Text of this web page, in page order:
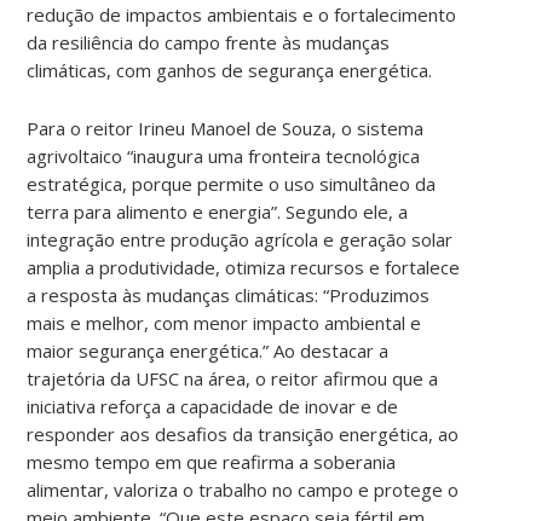
redução de impactos ambientais e o fortalecimento
da resiliência do campo frente às mudanças
climáticas, com ganhos de segurança energética.
Para o reitor Irineu Manoel de Souza, o sistema
agrivoltaico “inaugura uma fronteira tecnológica
estratégica, porque permite o uso simultâneo da
terra para alimento e energia”. Segundo ele, a
integração entre produção agrícola e geração solar
amplia a produtividade, otimiza recursos e fortalece
a resposta às mudanças climáticas: “Produzimos
mais e melhor, com menor impacto ambiental e
maior segurança energética.” Ao destacar a
trajetória da UFSC na área, o reitor afirmou que a
iniciativa reforça a capacidade de inovar e de
responder aos desafios da transição energética, ao
mesmo tempo em que reafirma a soberania
alimentar, valoriza o trabalho no campo e protege o